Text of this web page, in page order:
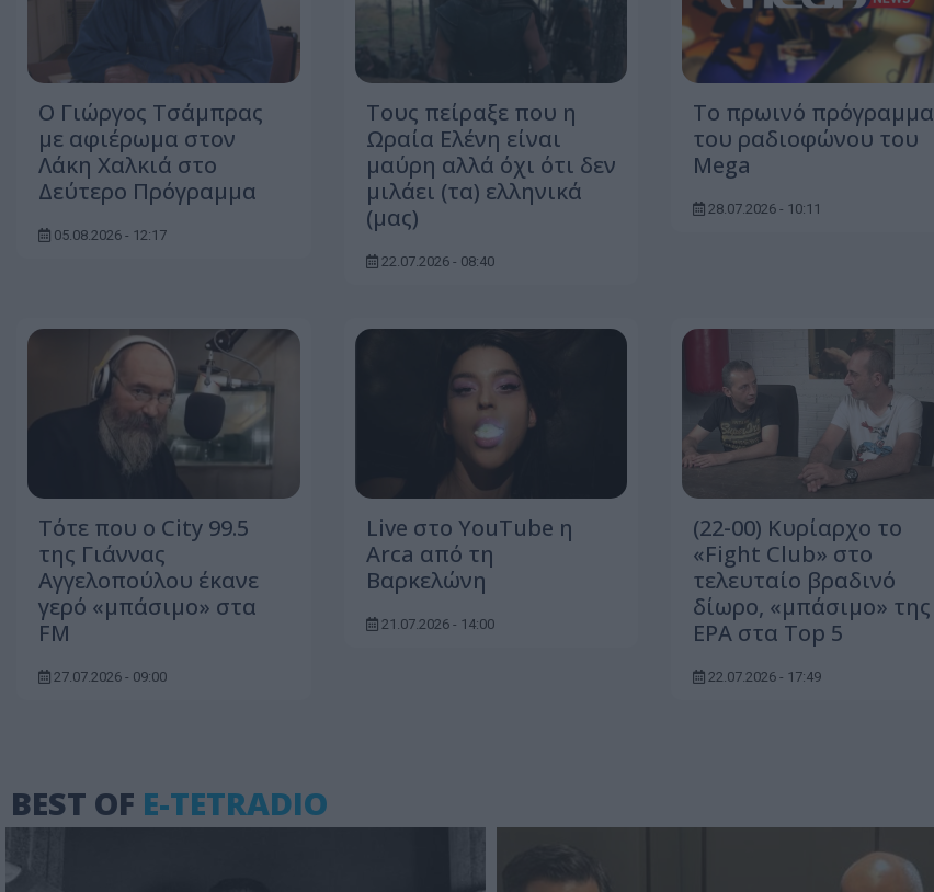
O Γιώργος Τσάμπρας
με αφιέρωμα στον
Λάκη Χαλκιά στο
Δεύτερο Πρόγραμμα
05.08.2026 - 12:17
Τους πείραξε που η
Ωραία Ελένη είναι
μαύρη αλλά όχι ότι δεν
μιλάει (τα) ελληνικά
(μας)
22.07.2026 - 08:40
To πρωινό πρόγραμμα
του ραδιοφώνου του
Mega
28.07.2026 - 10:11
Τότε που ο City 99.5
της Γιάννας
Αγγελοπούλου έκανε
γερό «μπάσιμο» στα
FM
27.07.2026 - 09:00
Live στο YouTube η
Arca από τη
Βαρκελώνη
21.07.2026 - 14:00
(22-00) Κυρίαρχο το
«Fight Club» στο
τελευταίο βραδινό
δίωρο, «μπάσιμο» της
ΕΡΑ στα Top 5
22.07.2026 - 17:49
BEST OF E-TETRADIO